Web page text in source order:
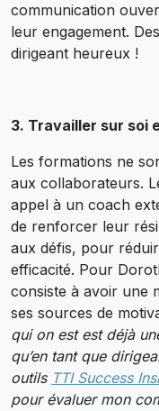
communication
leur engagement.
dirigeant heureux !
3. Travailler sur soi
Les formations ne
aux collaborateurs.
appel à un coach
de renforcer leur
aux défis, pour
efficacité. Pour
consiste à avoir une
ses sources de
qui on est est déjà
qu’en tant que
outils TTI Success
pour évaluer mon